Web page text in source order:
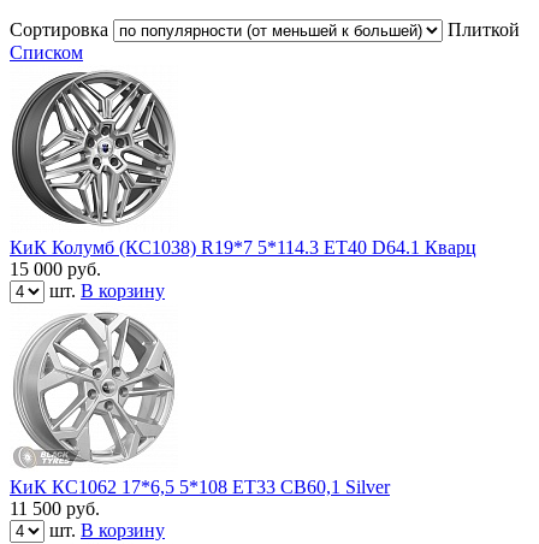
Сортировка
Плиткой
Списком
КиК Колумб (КС1038) R19*7 5*114.3 ET40 D64.1 Кварц
15 000 руб.
шт. В корзину
КиК КС1062 17*6,5 5*108 ЕТ33 СВ60,1 Silver
11 500 руб.
шт. В корзину